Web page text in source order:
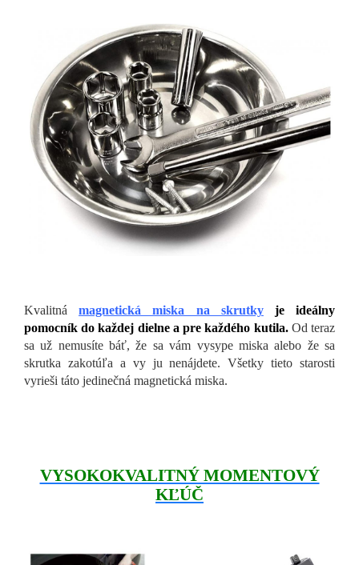
Kvalitnámagnetická miska na skrutky
je ideálny
pomocník do každej dielne a pre každého kutila. Od teraz
sa už nemusíte báť, že sa vám vysype miska alebo že sa
skrutka zakotúľa a vy ju nenájdete. Všetky tieto starosti
vyrieši táto jedinečná magnetická miska.
VYSOKOKVALITNÝ MOMENTOVÝ
KĽÚČ